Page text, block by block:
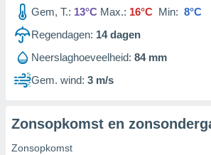
Gem, T.: 13°C Max.: 16°C Min: 8°C
Regendagen: 14dagen
Neerslaghoeveelheid: 84 mm
Gem. wind: 3 m/s
Zonsopkomst en
Zonsopkomst